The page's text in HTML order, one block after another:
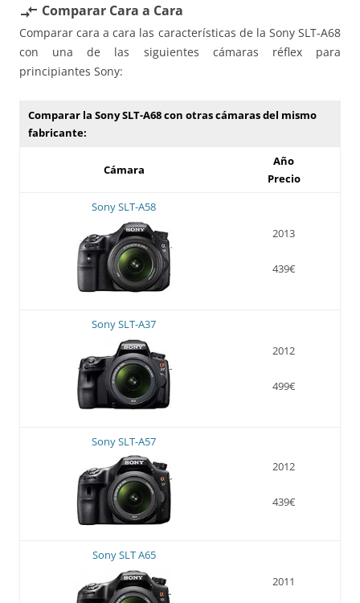
compare_arrows Comparar Cara a Cara
Comparar cara a cara las características de la Sony SLT-A68
con una de las siguientes cámaras réflex para
principiantes Sony:
Comparar la Sony SLT-A68 con otras cámaras del mismo
fabricante:
Cámara
Año
Precio
Sony SLT-A58
2013
439€
Sony SLT-A37
2012
499€
Sony SLT-A57
2012
439€
Sony SLT A65
2011